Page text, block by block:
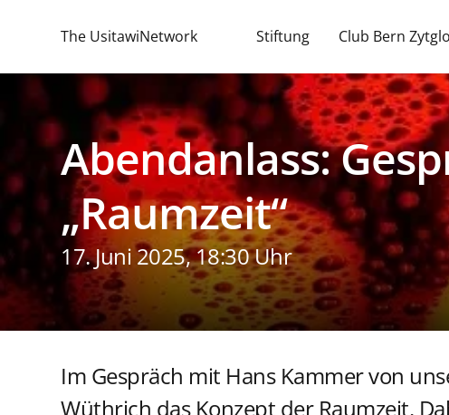
The UsitawiNetwork Stiftung Club Bern
Abendanlass:
„Raumzeit“
17. Juni 2025, 18:30 Uhr
Im Gespräch mit Hans Kammer von
Wüthrich das Konzept der Raumzeit.